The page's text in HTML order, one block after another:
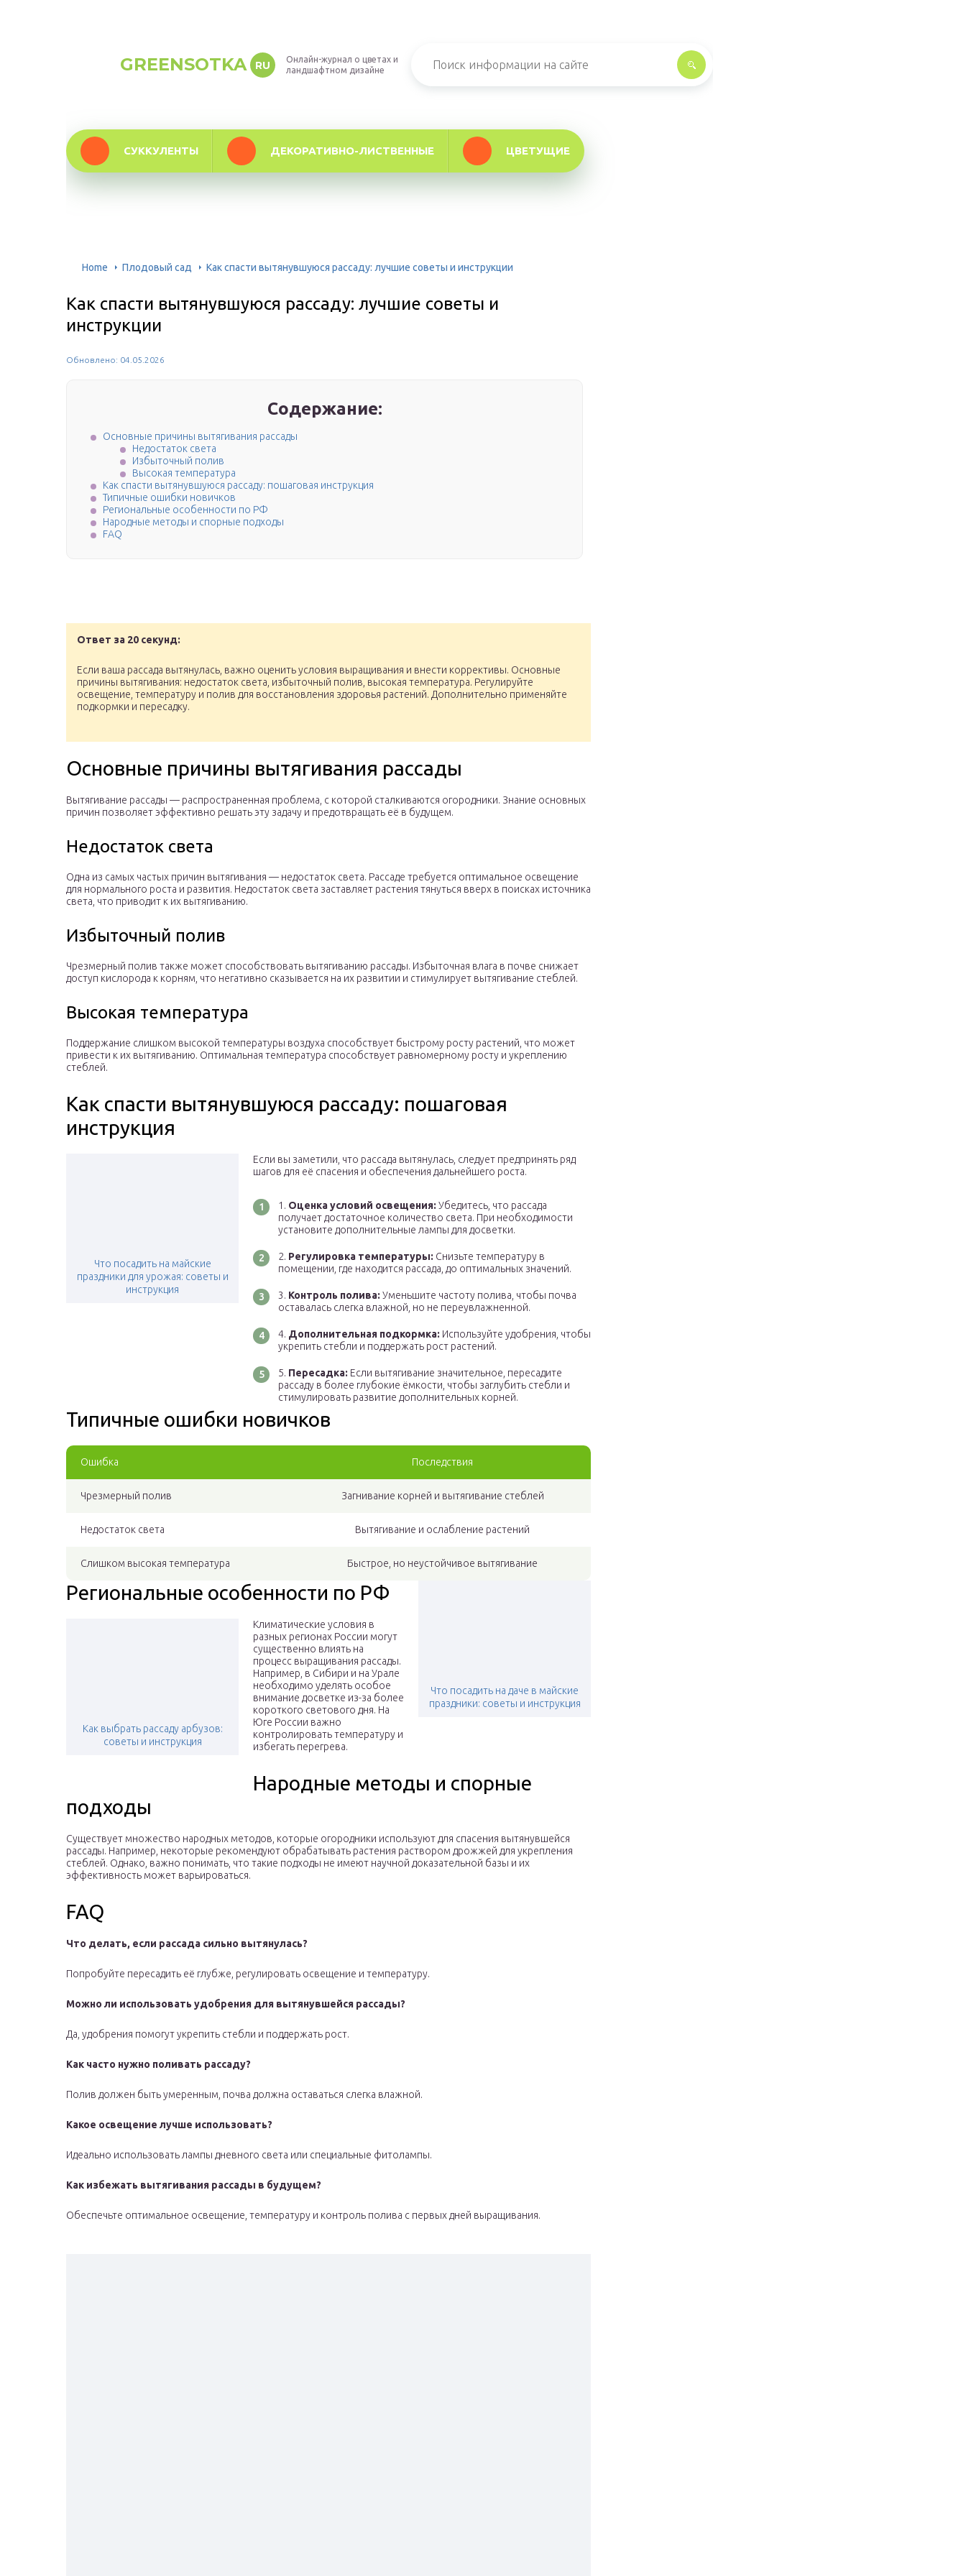
GREENSOTKA RU
Онлайн-журнал о цветах и
ландшафтном дизайне
СУККУЛЕНТЫ ДЕКОРАТИВНО-ЛИСТВЕННЫЕ ЦВЕТУЩИЕ
Home Плодовый сад Как спасти вытянувшуюся рассаду: лучшие советы и инструкции
Как спасти вытянувшуюся рассаду: лучшие советы и
инструкции
Обновлено: 04.05.2026
Содержание:
Основные причины вытягивания рассады
Недостаток света
Избыточный полив
Высокая температура
Как спасти вытянувшуюся рассаду: пошаговая инструкция
Типичные ошибки новичков
Региональные особенности по РФ
Народные методы и спорные подходы
FAQ
Ответ за 20 секунд:
Если ваша рассада вытянулась, важно оценить условия выращивания и внести коррективы. Основные
причины вытягивания: недостаток света, избыточный полив, высокая температура. Регулируйте
освещение, температуру и полив для восстановления здоровья растений. Дополнительно применяйте
подкормки и пересадку.
Основные причины вытягивания рассады
Вытягивание рассады — распространенная проблема, с которой сталкиваются огородники. Знание основных
причин позволяет эффективно решать эту задачу и предотвращать её в будущем.
Недостаток света
Одна из самых частых причин вытягивания — недостаток света. Рассаде требуется оптимальное освещение
для нормального роста и развития. Недостаток света заставляет растения тянуться вверх в поисках источника
света, что приводит к их вытягиванию.
Избыточный полив
Чрезмерный полив также может способствовать вытягиванию рассады. Избыточная влага в почве снижает
доступ кислорода к корням, что негативно сказывается на их развитии и стимулирует вытягивание стеблей.
Высокая температура
Поддержание слишком высокой температуры воздуха способствует быстрому росту растений, что может
привести к их вытягиванию. Оптимальная температура способствует равномерному росту и укреплению
стеблей.
Как спасти вытянувшуюся рассаду: пошаговая
инструкция
Что посадить на майские
праздники для урожая: советы и
инструкция
Если вы заметили, что рассада вытянулась, следует предпринять ряд
шагов для её спасения и обеспечения дальнейшего роста.
Оценка условий освещения: Убедитесь, что рассада
получает достаточное количество света. При необходимости
установите дополнительные лампы для досветки.
Регулировка температуры: Снизьте температуру в
помещении, где находится рассада, до оптимальных значений.
Контроль полива: Уменьшите частоту полива, чтобы почва
оставалась слегка влажной, но не переувлажненной.
Дополнительная подкормка: Используйте удобрения, чтобы
укрепить стебли и поддержать рост растений.
Пересадка: Если вытягивание значительное, пересадите
рассаду в более глубокие ёмкости, чтобы заглубить стебли и
стимулировать развитие дополнительных корней.
Типичные ошибки новичков
Ошибка Последствия
Чрезмерный полив Загнивание корней и вытягивание стеблей
Недостаток света Вытягивание и ослабление растений
Слишком высокая температура Быстрое, но неустойчивое вытягивание
Что посадить на даче в майские
праздники: советы и инструкция
Региональные особенности по РФ
Как выбрать рассаду арбузов:
советы и инструкция
Климатические условия в
разных регионах России могут
существенно влиять на
процесс выращивания рассады.
Например, в Сибири и на Урале
необходимо уделять особое
внимание досветке из-за более
короткого светового дня. На
Юге России важно
контролировать температуру и
избегать перегрева.
Народные методы и спорные
подходы
Существует множество народных методов, которые огородники используют для спасения вытянувшейся
рассады. Например, некоторые рекомендуют обрабатывать растения раствором дрожжей для укрепления
стеблей. Однако, важно понимать, что такие подходы не имеют научной доказательной базы и их
эффективность может варьироваться.
FAQ
Что делать, если рассада сильно вытянулась?
Попробуйте пересадить её глубже, регулировать освещение и температуру.
Можно ли использовать удобрения для вытянувшейся рассады?
Да, удобрения помогут укрепить стебли и поддержать рост.
Как часто нужно поливать рассаду?
Полив должен быть умеренным, почва должна оставаться слегка влажной.
Какое освещение лучше использовать?
Идеально использовать лампы дневного света или специальные фитолампы.
Как избежать вытягивания рассады в будущем?
Обеспечьте оптимальное освещение, температуру и контроль полива с первых дней выращивания.